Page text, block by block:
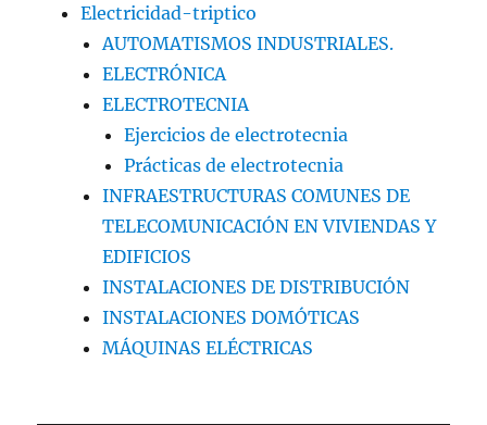
Electricidad-triptico
AUTOMATISMOS INDUSTRIALES.
ELECTRÓNICA
ELECTROTECNIA
Ejercicios de electrotecnia
Prácticas de electrotecnia
INFRAESTRUCTURAS COMUNES DE
TELECOMUNICACIÓN EN VIVIENDAS Y
EDIFICIOS
INSTALACIONES DE DISTRIBUCIÓN
INSTALACIONES DOMÓTICAS
MÁQUINAS ELÉCTRICAS